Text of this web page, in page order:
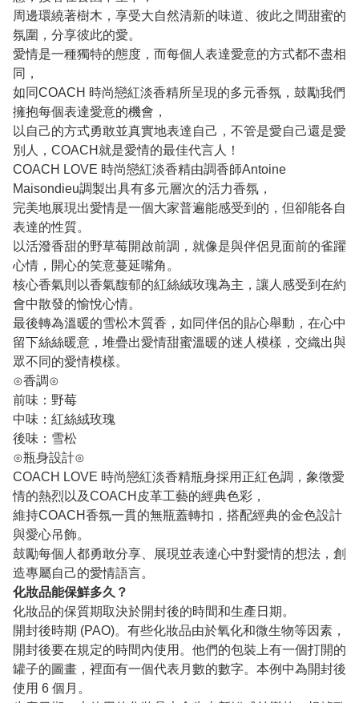
周邊環繞著樹木，享受大自然清新的味道、彼此之間甜蜜的
氛圍，分享彼此的愛。
愛情是一種獨特的態度，而每個人表達愛意的方式都不盡相
同，
如同COACH 時尚戀紅淡香精所呈現的多元香氛，鼓勵我們
擁抱每個表達愛意的機會，
以自己的方式勇敢並真實地表達自己，不管是愛自己還是愛
別人，COACH就是愛情的最佳代言人！
COACH LOVE 時尚戀紅淡香精由調香師Antoine
Maisondieu調製出具有多元層次的活力香氛，
完美地展現出愛情是一個大家普遍能感受到的，但卻能各自
表達的性質。
以活潑香甜的野草莓開啟前調，就像是與伴侶見面前的雀躍
心情，開心的笑意蔓延嘴角。
核心香氣則以香氣馥郁的紅絲絨玫瑰為主，讓人感受到在約
會中散發的愉悅心情。
最後轉為溫暖的雪松木質香，如同伴侶的貼心舉動，在心中
留下絲絲暖意，堆疊出愛情甜蜜溫暖的迷人模樣，交織出與
眾不同的愛情模樣。
⊙香調⊙
前味：野莓
中味：紅絲絨玫瑰
後味：雪松
⊙瓶身設計⊙
COACH LOVE 時尚戀紅淡香精瓶身採用正紅色調，象徵愛
情的熱烈以及COACH皮革工藝的經典色彩，
維持COACH香氛一貫的無瓶蓋轉扣，搭配經典的金色設計
與愛心吊飾。
鼓勵每個人都勇敢分享、展現並表達心中對愛情的想法，創
造專屬自己的愛情語言。
化妝品能保鮮多久？
化妝品的保質期取決於開封後的時間和生產日期。
開封後時期 (PAO)。有些化妝品由於氧化和微生物等因素，
開封後要在規定的時間內使用。他們的包裝上有一個打開的
罐子的圖畫，裡面有一個代表月數的數字。本例中為開封後
使用 6 個月。